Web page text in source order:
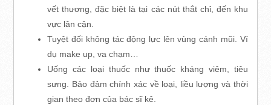
vết thương, đặc biệt là tại các nút thắt chỉ, đến khu
vực lân cận.
Tuyệt đối không tác động lực lên vùng cánh mũi. Ví
dụ make up, va chạm…
Uống các loại thuốc như thuốc kháng viêm, tiêu
sưng. Bảo đảm chính xác về loại, liều lượng và thời
gian theo đơn của bác sĩ kê.